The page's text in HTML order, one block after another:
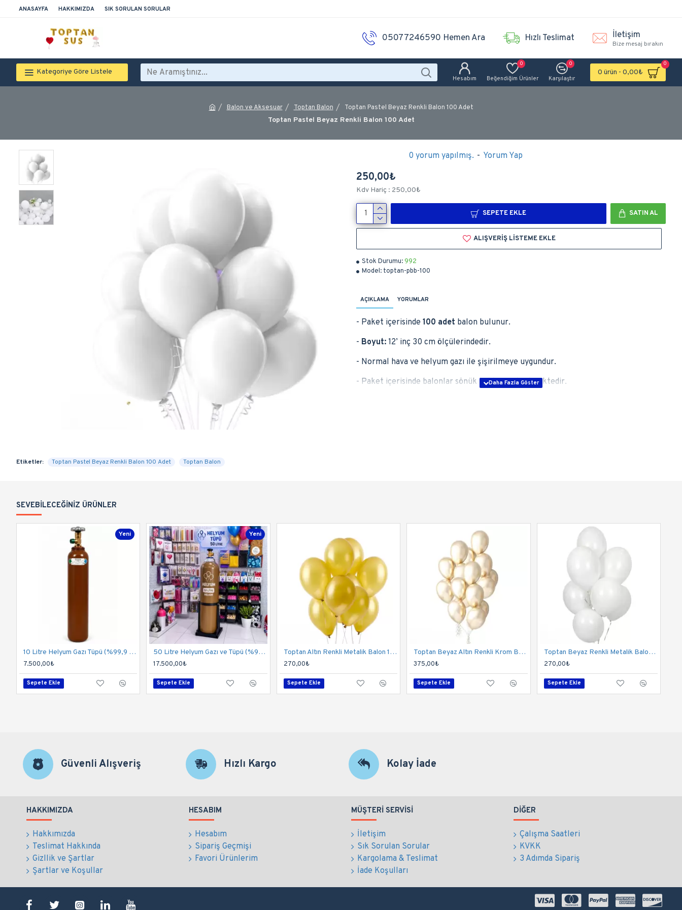
ANASAYFA HAKKIMIZDA SIK SORULAN SORULAR
05077246590 Hemen Ara Hızlı Teslimat İletişim
Bize mesaj bırakın
Kategoriye Göre Listele
Hesabım Beğendiğim Ürünler
0
Karşılaştır
0
0 ürün - 0,00₺
0
Balon ve Aksesuar Toptan Balon Toptan Pastel Beyaz Renkli Balon 100 Adet
Toptan Pastel Beyaz Renkli Balon 100 Adet
Stok Durumu: 992
Model: toptan-pbb-100
0 yorum yapılmış. - Yorum Yap
250,00₺
Kdv Hariç : 250,00₺
SEPETE EKLE SATIN AL
ALIŞVERIŞ LISTEME EKLE
AÇIKLAMA YORUMLAR
- Paket içerisinde 100 adet balon bulunur.
- Boyut: 12’ inç 30 cm ölçülerindedir.
- Normal hava ve helyum gazı ile şişirilmeye uygundur.
- Paket içerisinde balonlar sönük halde gönderilmektedir.
Etiketler: Toptan Pastel Beyaz Renkli Balon 100 Adet Toptan Balon
SEVEBILECEĞINIZ ÜRÜNLER
Yeni
10 Litre Helyum Gazı Tüpü (%99,9 Saflık) | 130-150 Balon Kapasitesi
7.500,00₺
Sepete Ekle
Yeni
50 Litre Helyum Gazı ve Tüpü (%99,9 Saflık) | 800-900 Balon Kapasitesi
17.500,00₺
Sepete Ekle
Toptan Altın Renkli Metalik Balon 100 Adet
270,00₺
Sepete Ekle
Toptan Beyaz Altın Renkli Krom Balon 50 Adet
375,00₺
Sepete Ekle
Toptan Beyaz Renkli Metalik Balon 100 Adet
270,00₺
Sepete Ekle
Güvenli Alışveriş Hızlı Kargo Kolay İade
HAKKIMIZDA
Hakkımızda
Teslimat Hakkında
Gizllik ve Şartlar
Şartlar ve Koşullar
HESABIM
Hesabım
Sipariş Geçmişi
Favori Ürünlerim
MÜŞTERI SERVISI
İletişim
Sık Sorulan Sorular
Kargolama & Teslimat
İade Koşulları
DIĞER
Çalışma Saatleri
KVKK
3 Adımda Sipariş